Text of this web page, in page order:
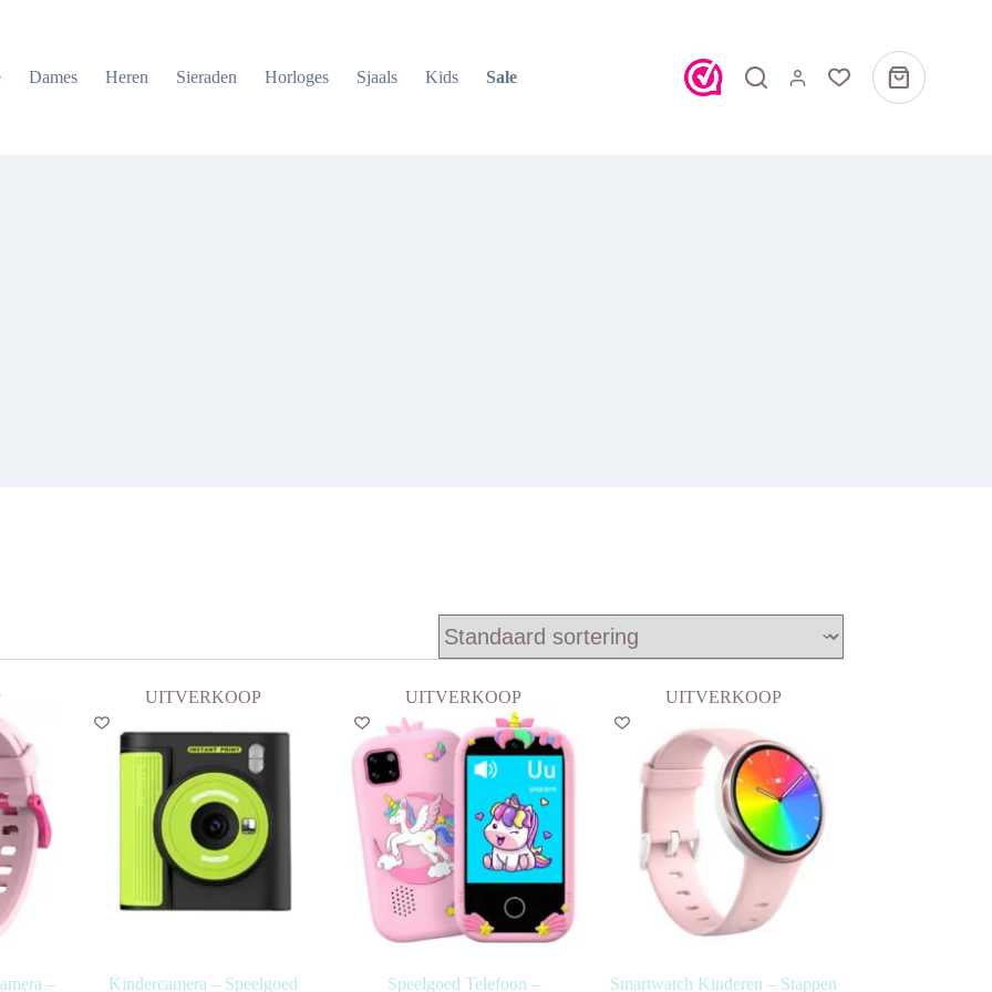
Dames Heren Sieraden Horloges Sjaals Kids Sale Winkelwagen
–
UITVERKOOP
Kindercamera – Speelgoed
UITVERKOOP
Speelgoed Telefoon –
UITVERKOOP
Smartwatch Kinderen – Stappen